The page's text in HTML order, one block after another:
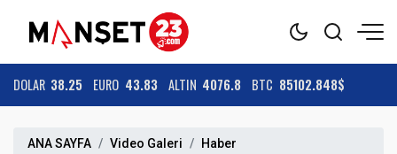
DOLAR 38.25 EURO 43.83 ALTIN 4076.8 BTC 85102.848$
ANA SAYFA Video Galeri
Haber